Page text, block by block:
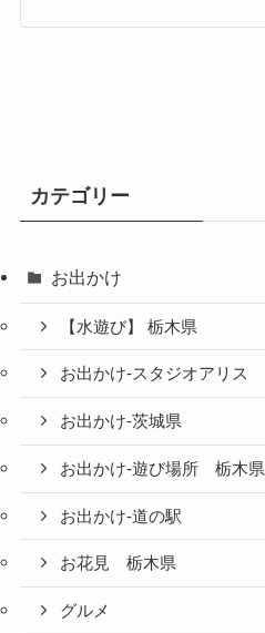
カテゴリー
お出かけ
【水遊び】 栃木県
お出かけ-スタジオアリス
お出かけ-茨城県
お出かけ-遊び場所 栃木県
お出かけ-道の駅
お花見 栃木県
グルメ